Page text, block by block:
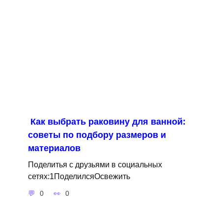
Как выбрать раковину для ванной:
советы по подбору размеров и
материалов
Поделитья с друзьями в социальных
сетях:1ПоделилсяОсвежить
0 0